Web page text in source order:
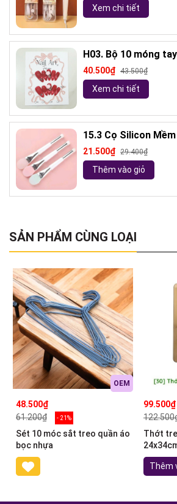
Xem chi tiết
H03. Bộ 10 móng
kèm keo và giũa
40.500₫ 43.500₫
Xem chi tiết
15.3 Cọ Silicon
( ngẫu nhiên)
21.500₫ 29.400₫
Thêm vào giỏ
SẢN PHẨM CÙNG LOẠI
OEM
48.500₫
61.200₫
- 21%
Sét 10 móc sắt treo quần áo
bọc nhựa
99.500₫
Thớt tre
Thêm